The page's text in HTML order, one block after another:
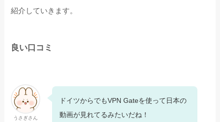
紹介していきます。
良い口コミ
うさぎさん
ドイツからでもVPN Gateを使って日本の
動画が見れてるみたいだね！